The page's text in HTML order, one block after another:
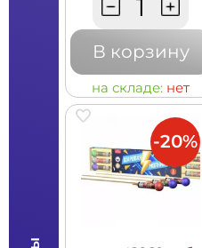
В корзину
на складе: нет
-20%